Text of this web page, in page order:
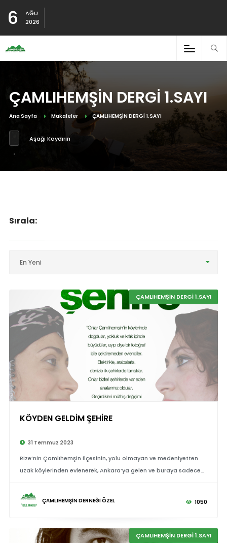
6
AĞU
2026
ÇAMLIHEMŞİN DERGİ 1.SAYI
Ana Sayfa Makaleler ÇAMLIHEMŞİN DERGİ 1.SAYI
Aşağı Kaydırın
Sırala:
En Yeni
ÇAMLIHEMŞİN DERGİ 1.SAYI
KÖYDEN GELDİM ŞEHİRE
31 Temmuz 2023
Rize’nin Çamlıhemşin ilçesinin, yolu olmayan ve medeniyetten
uzak köylerinden evlenerek, Ankara’ya gelen ve buraya sadece
doktorlar yetiştiren
ÇAMLIHEMŞİN DERNEĞİ ÖZEL 1050
ÇAMLIHEMŞİN DERGİ 1.SAYI